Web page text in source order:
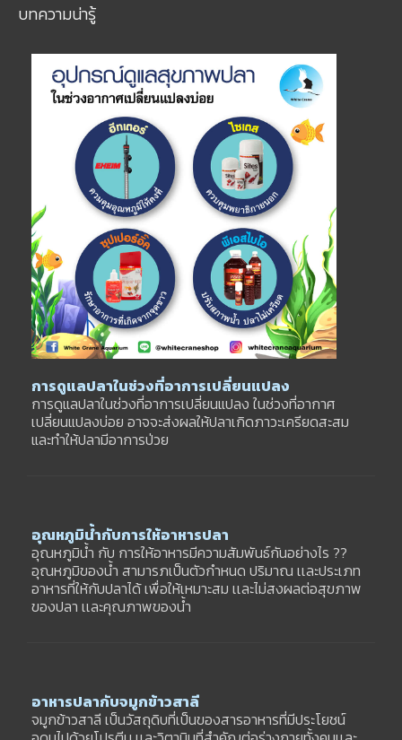
บทความน่ารู้
การดูแลปลาในช่วงที่อาการเปลี่ยนแปลง
การดูแลปลาในช่วงที่อาการเปลี่ยนแปลง ในช่วงที่อากาศ
เปลี่ยนแปลงบ่อย อาจจะส่งผลให้ปลาเกิดภาวะเครียดสะสม
และทำให้ปลามีอาการป่วย
อุณหภูมิน้ำกับการให้อาหารปลา
อุณหภูมิน้ำ กับ การให้อาหารมีความสัมพันธ์กันอย่างไร ??
อุณหภูมิของน้ำ สามารภเป็นตัวกำหนด ปริมาณ เเละประเภท
อาหารที่ให้กับปลาได้ เพื่อให้เหมาะสม เเละไม่สงผลต่อสุขภาพ
ของปลา เเละคุณภาพของน้ำ
อาหารปลากับจมูกข้าวสาลี
จมูกข้าวสาลี เป็นวัสถุดิบที่เป็นของสารอาหารที่มีประโยชน์